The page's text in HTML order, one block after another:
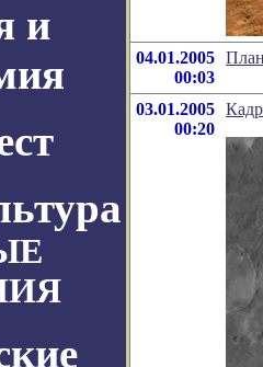
и
04.01.2005
00:03
03.01.2005
00:20